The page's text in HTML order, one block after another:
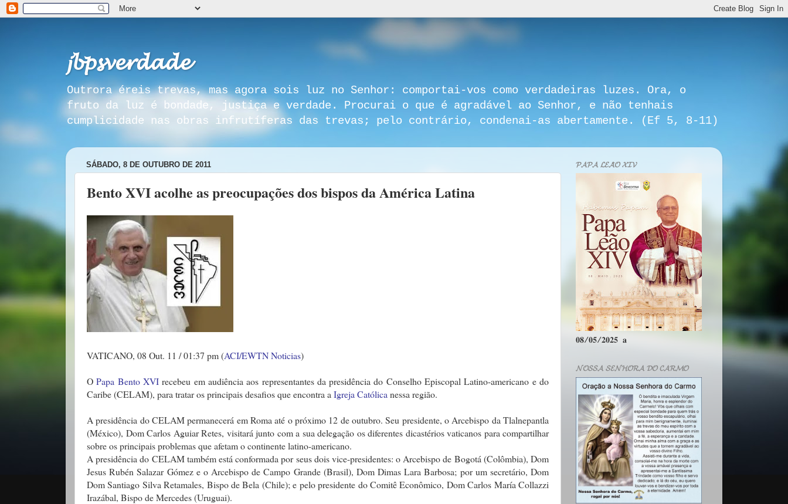
𝓳𝓫𝓹𝓼𝓿𝓮𝓻𝓭𝓪𝓭𝓮
Outrora éreis trevas, mas agora sois luz no Senhor: comportai-vos como verdadeiras luzes. Ora, o
fruto da luz é bondade, justiça e verdade. Procurai o que é agradável ao Senhor, e não tenhais
cumplicidade nas obras infrutíferas das trevas; pelo contrário, condenai-as abertamente. (Ef 5, 8-11)
SÁBADO, 8 DE OUTUBRO DE 2011
Bento XVI acolhe as preocupações dos bispos da América Latina
VATICANO, 08 Out. 11 / 01:37 pm (ACI/EWTN Noticias)
OPapa Bento XVIrecebeu em audiência aos representantes da presidência do Conselho Episcopal Latino-americano e do
Caribe (CELAM), para tratar os principais desafios que encontra a Igreja Católica nessa região.
A presidência do CELAM permanecerá em Roma até o próximo 12 de outubro. Seu presidente, o Arcebispo da Tlalnepantla
(México), Dom Carlos Aguiar Retes, visitará junto com a sua delegação os diferentes dicastérios vaticanos para compartilhar
sobre os principais problemas que afetam o continente latino-americano.
A presidência do CELAM também está conformada por seus dois vice-presidentes: o Arcebispo de Bogotá (Colômbia), Dom
Jesus Rubén Salazar Gómez e o Arcebispo de Campo Grande (Brasil), Dom Dimas Lara Barbosa; por um secretário, Dom
Dom Santiago Silva Retamales, Bispo de Bela (Chile); e pelo presidente do Comitê Econômico, Dom Carlos María Collazzi
Irazábal, Bispo de Mercedes (Uruguai).
𝓟𝓐𝓟𝓐 𝓛𝓔𝓐̃𝓞 𝓧𝓘𝓥
𝟎𝟖/𝟎𝟓/𝟐𝟎𝟐𝟓 𝐚
𝓝𝓞𝓢𝓢𝓐 𝓢𝓔𝓝𝓗𝓞𝓡𝓐 𝓓𝓞 𝓒𝓐𝓡𝓜𝓞